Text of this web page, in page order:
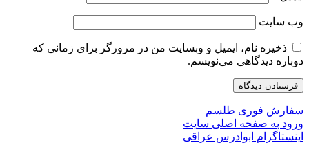
وب‌ سایت
ذخیره نام، ایمیل و وبسایت من در مرورگر برای زمانی که
دوباره دیدگاهی می‌نویسم.
سفارش فوری طلسم
ورود به صفحه اصلی سایت
اینستاگرام ابوادرس عراقی